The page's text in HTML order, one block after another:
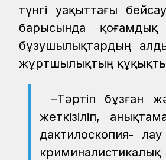
түнгі уақыттағы
барысында
бұзушылықтардың
жұртшылықтың
–Тәртіп бұзған
жеткізіліп,
дактилоскопия-